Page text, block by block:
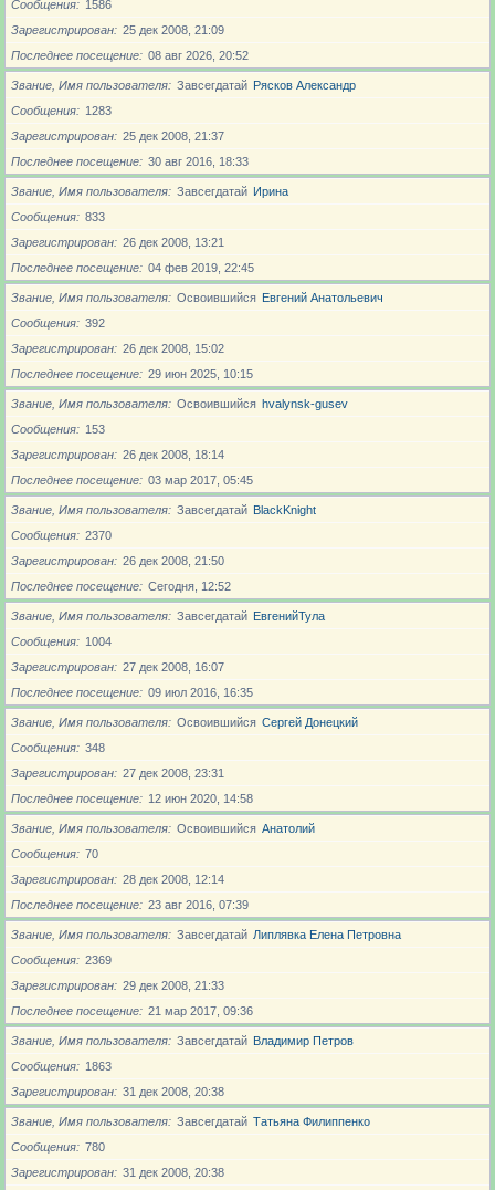
Сообщения
1586
Зарегистрирован
25 дек 2008, 21:09
Последнее посещение
08 авг 2026, 20:52
Звание, Имя пользователя Завсегдатай Рясков Александр
Сообщения
1283
Зарегистрирован
25 дек 2008, 21:37
Последнее посещение
30 авг 2016, 18:33
Звание, Имя пользователя Завсегдатай Ирина
Сообщения
833
Зарегистрирован
26 дек 2008, 13:21
Последнее посещение
04 фев 2019, 22:45
Звание, Имя пользователя Освоившийся Евгений Анатольевич
Сообщения
392
Зарегистрирован
26 дек 2008, 15:02
Последнее посещение
29 июн 2025, 10:15
Звание, Имя пользователя Освоившийся hvalynsk-gusev
Сообщения
153
Зарегистрирован
26 дек 2008, 18:14
Последнее посещение
03 мар 2017, 05:45
Звание, Имя пользователя Завсегдатай BlackKnight
Сообщения
2370
Зарегистрирован
26 дек 2008, 21:50
Последнее посещение
Сегодня, 12:52
Звание, Имя пользователя Завсегдатай ЕвгенийТула
Сообщения
1004
Зарегистрирован
27 дек 2008, 16:07
Последнее посещение
09 июл 2016, 16:35
Звание, Имя пользователя Освоившийся Сергей Донецкий
Сообщения
348
Зарегистрирован
27 дек 2008, 23:31
Последнее посещение
12 июн 2020, 14:58
Звание, Имя пользователя Освоившийся Анатолий
Сообщения
70
Зарегистрирован
28 дек 2008, 12:14
Последнее посещение
23 авг 2016, 07:39
Звание, Имя пользователя Завсегдатай Липлявка Елена Петровна
Сообщения
2369
Зарегистрирован
29 дек 2008, 21:33
Последнее посещение
21 мар 2017, 09:36
Звание, Имя пользователя Завсегдатай Владимир Петров
Сообщения
1863
Зарегистрирован
31 дек 2008, 20:38
Звание, Имя пользователя Завсегдатай Татьяна Филиппенко
Сообщения
780
Зарегистрирован
31 дек 2008, 20:38